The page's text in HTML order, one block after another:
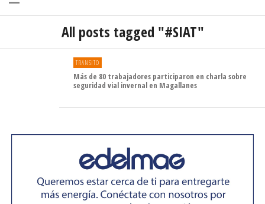
All posts tagged "#SIAT"
TRANSITO
Más de 80 trabajadores participaron en charla sobre
seguridad vial invernal en Magallanes